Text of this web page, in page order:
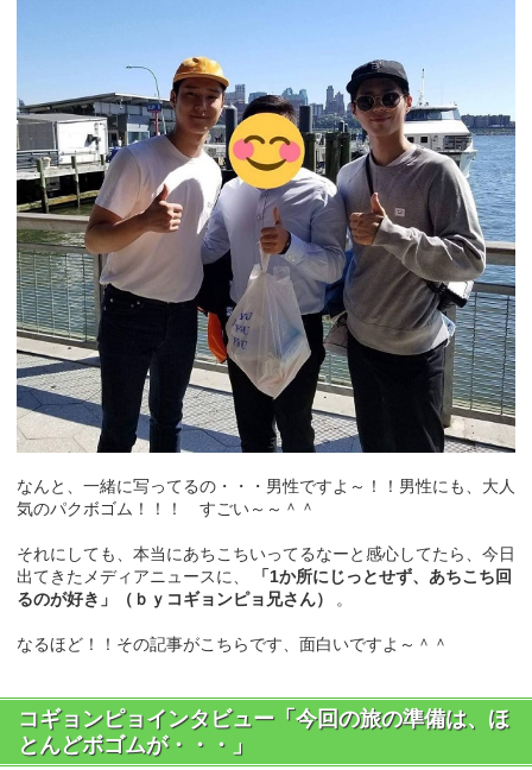
なんと、一緒に写ってるの・・・男性ですよ～！！男性にも、大人
気のパクボゴム！！！ すごい～～＾＾
それにしても、本当にあちこちいってるなーと感心してたら、今日
出てきたメディアニュースに、
「1か所にじっとせず、あちこち回
るのが好き」（ｂｙコギョンピョ兄さん）
。
なるほど！！その記事がこちらです、面白いですよ～＾＾
コギョンピョインタビュー「今回の旅の準備は、ほ
とんどボゴムが・・・」